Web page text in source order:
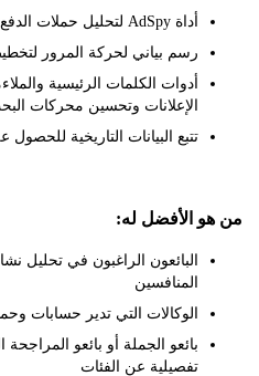
رسم بياني لحركة المرور لتخطيط تنقل
أدوات الكلمات الرئيسية والملاءمة
الإعلانات وتحسين محركات البحث
تتبع البيانات التاريخية للحصول على
الأفضل له:
البائعون الراغبون في تحليل نشاط
المنافسين
الوكالات التي تدير حسابات وحملات
بائعو الجملة أو بائعو المراجحة الذين
تفصيلية عن الفئات